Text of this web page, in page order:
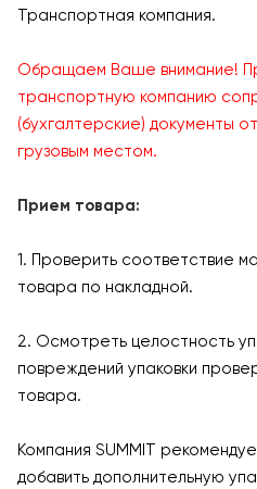
Транспортная компания.
Обращаем Ваше внимание!
транспортную компанию
(бухгалтерские) документы
грузовым местом.
Прием товара:
1. Проверить соответствие
товара по накладной.
2. Осмотреть целостность
повреждений упаковки
товара.
Компания SUMMIT
добавить дополнительную